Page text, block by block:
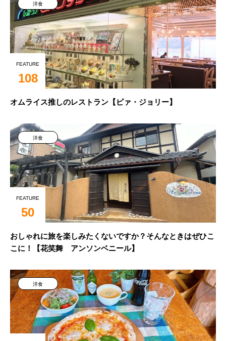
洋食
FEATURE
108
オムライス推しのレストラン【ピァ・ジョリー】
洋食
FEATURE
50
おしゃれに旅を楽しみたくないですか？そんなときはぜひこ
こに！【花笑舞 アンソンベニール】
洋食